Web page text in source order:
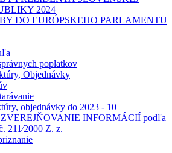
2024
DO EURÓPSKEHO PARLAMENTU
poplatkov
Objednávky
objednávky do 2023 - 10
INFORMÁCIÍ podľa
211⁄2000 Z. z.